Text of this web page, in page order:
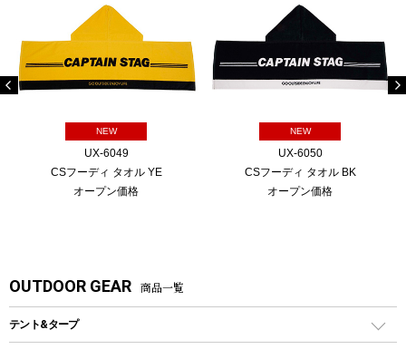
NEW
UX-6049
CSフーディ タオル YE
オープン価格
NEW
UX-6050
CSフーディ タオル BK
オープン価格
OUTDOOR GEAR 商品一覧
テント&タープ